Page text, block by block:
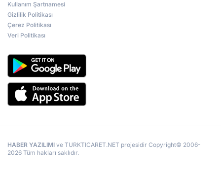
Kullanım Şartnamesi
Gizlilik Politikası
Çerez Politikası
Veri Politikası
HABER YAZILIMI ve TURKTICARET.NET projesidir Copyright© 2006-
2026 Tüm hakları saklıdır.